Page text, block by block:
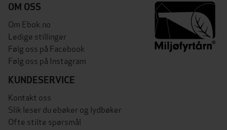
OM OSS
Om Ebok.no
Ledige stillinger
Følg oss på Facebook
Følg oss på Instagram
KUNDESERVICE
Kontakt oss
Slik leser du ebøker og lydbøker
Ofte stilte spørsmål